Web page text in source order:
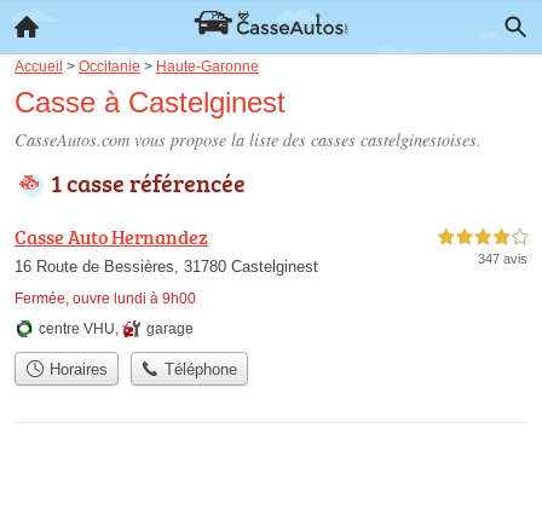
Accueil > Occitanie > Haute-Garonne
Casse à Castelginest
CasseAutos.com vous propose la liste des casses castelginestoises.
1 casse référencée
Casse Auto Hernandez
16 Route de Bessières, 31780 Castelginest
Fermée, ouvre lundi à 9h00
4,0 étoiles sur 5
347 avis
centre VHU, garage
Horaires Téléphone